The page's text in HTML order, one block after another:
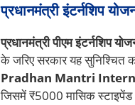
प्रधानमंत्री इंटर्नशिप
प्रधानमंत्री पीएम इंटर्नशिप
के जरिए सरकार यह सुनिश्चित
Pradhan Mantri
जिसमें ₹5000 मासिक स्टाइपेंड